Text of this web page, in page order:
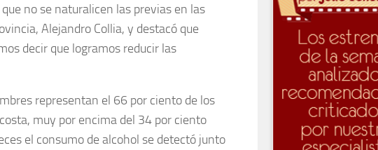
no se naturalicen las previas en las
Alejandro Collia, y destacó que
decir que logramos reducir las
representan el 66 por ciento de los
muy por encima del 34 por ciento
el consumo de alcohol se detectó junto